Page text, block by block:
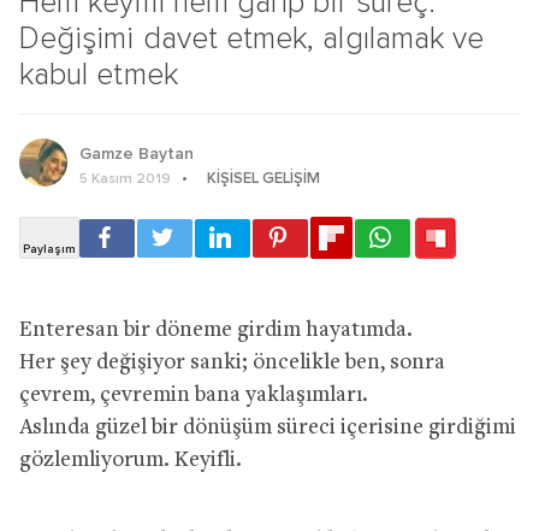
Değişimi davet etmek, algılamak ve
kabul etmek
Gamze Baytan
5 Kasım 2019 KIŞISEL GELIŞIM
Enteresan bir döneme girdim hayatımda.
Her şey değişiyor sanki; öncelikle ben, sonra
çevrem, çevremin bana yaklaşımları.
Aslında güzel bir dönüşüm süreci içerisine girdiğimi
gözlemliyorum. Keyifli.